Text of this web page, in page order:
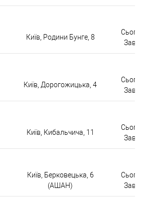
Київ, Родини Бунге, 8
Київ, Дорогожицька, 4
Київ, Кибальчича, 11
Київ, Берковецька, 6
(АШАН)